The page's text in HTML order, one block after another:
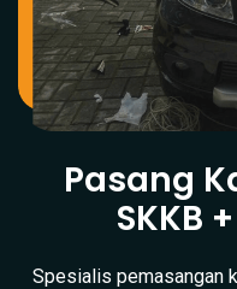
Pasang
SKKB
Spesialis pemasangan